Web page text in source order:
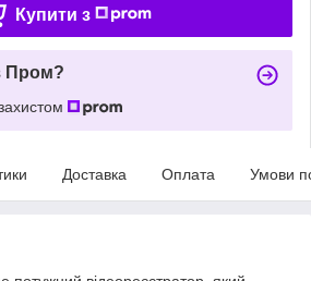
Купити з
Пром?
Доставка Оплата Умови